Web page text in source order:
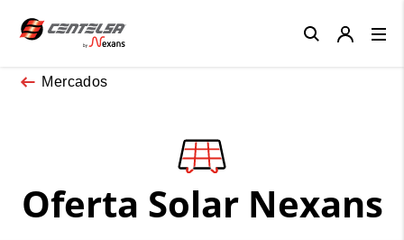
Mercados
Oferta Solar Nexans
Close